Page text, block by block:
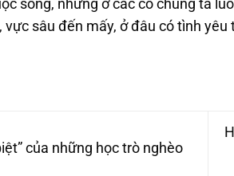
sống, nhưng ở các cô chúng ta
vực sâu đến mấy, ở đâu có tình
của những học trò nghèo